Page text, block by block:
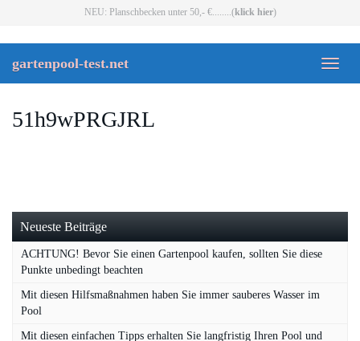
NEU: Planschbecken unter 50,- €........(klick hier)
Toggle
gartenpool-test.net
51h9wPRGJRL
Neueste Beiträge
ACHTUNG! Bevor Sie einen Gartenpool kaufen, sollten Sie diese
Punkte unbedingt beachten
Mit diesen Hilfsmaßnahmen haben Sie immer sauberes Wasser im
Pool
Mit diesen einfachen Tipps erhalten Sie langfristig Ihren Pool und